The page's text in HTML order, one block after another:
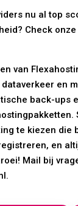
nu al top
Check
van
en
back-ups
te kiezen die
en
Mail bij